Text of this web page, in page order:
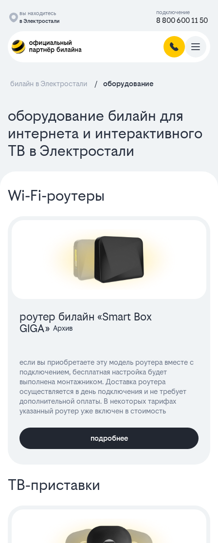
вы находитесь
в Электростали
подключение
8 800 600 11 50
билайн в Электростали / оборудование
оборудование билайн для
интернета и интерактивного
ТВ в Электростали
Wi-Fi-роутеры
роутер билайн «Smart Box
GIGA»
если вы приобретаете эту модель роутера вместе с
подключением, бесплатная настройка будет
выполнена монтажником. Доставка роутера
осуществляется в день подключения и не требует
дополнительной оплаты. В некоторых тарифах
указанный роутер уже включен в стоимость
подробнее
ТВ‑приставки